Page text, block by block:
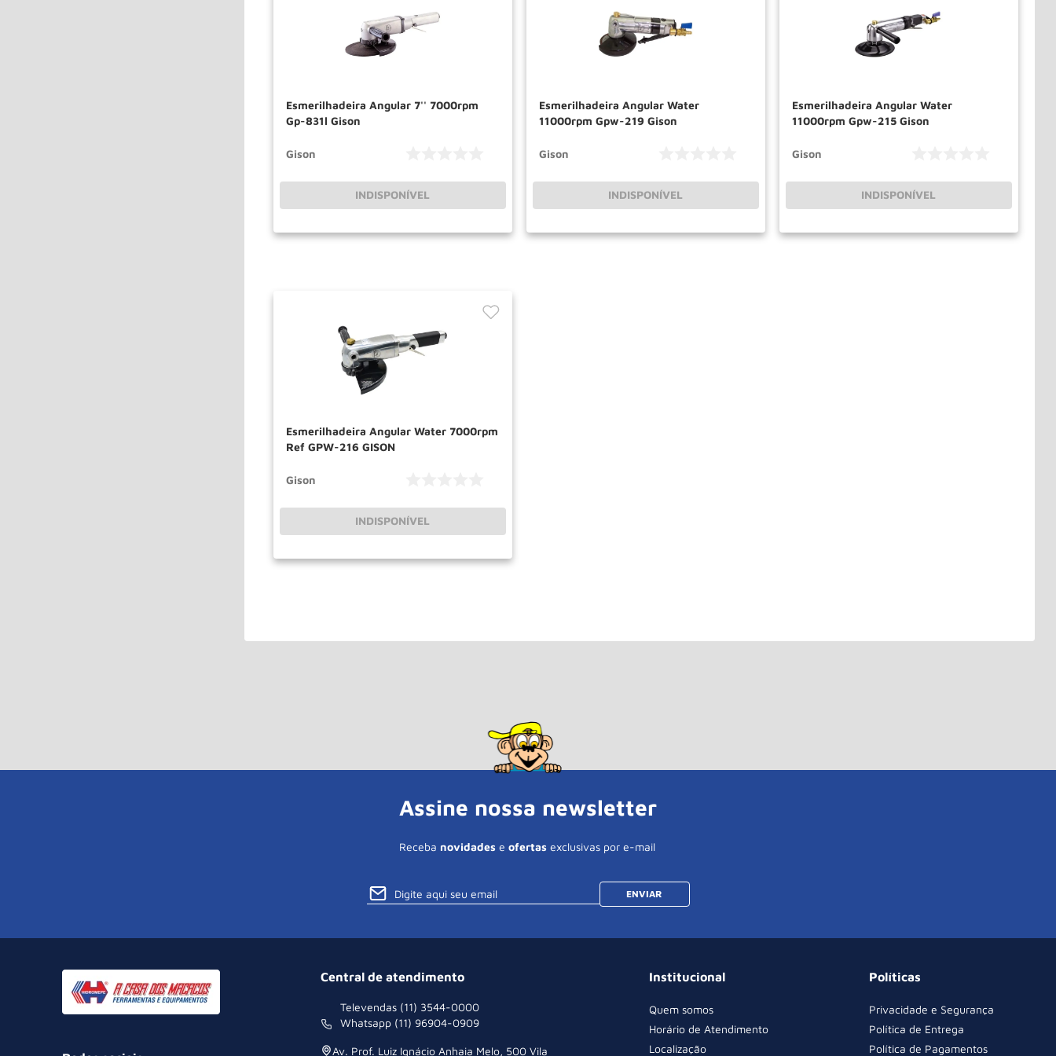
Esmerilhadeira Angular 7'' 7000rpm
Gp-831l Gison
Gison
INDISPONÍVEL
Esmerilhadeira Angular Water
11000rpm Gpw-219 Gison
Gison
INDISPONÍVEL
Esmerilhadeira Angular Water
11000rpm Gpw-215 Gison
Gison
INDISPONÍVEL
Esmerilhadeira Angular Water 7000rpm
Ref GPW-216 GISON
Gison
INDISPONÍVEL
Assine nossa newsletter
Receba novidades e ofertas exclusivas por e-mail
ENVIAR
Central de atendimento
Televendas (11) 3544-0000
Whatsapp (11) 96904-0909
Av. Prof. Luiz Ignácio Anhaia Melo, 500 Vila
Institucional
Quem somos
Horário de Atendimento
Localização
Políticas
Privacidade e Segurança
Política de Entrega
Política de Pagamentos